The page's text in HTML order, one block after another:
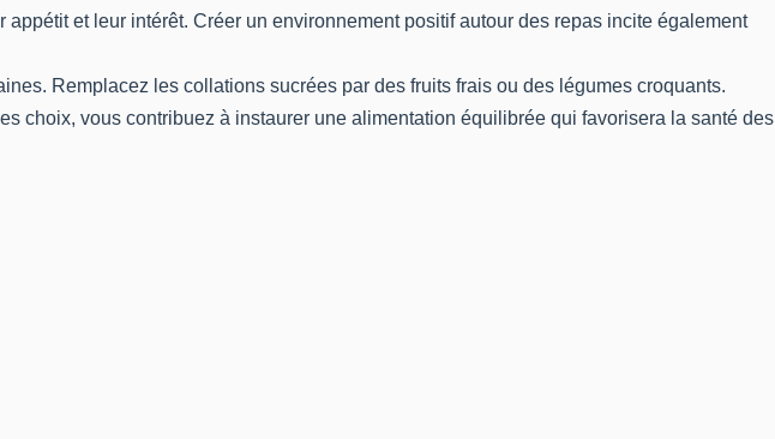
appétit et leur intérêt. Créer un environnement positif autour des repas incite également
Remplacez les collations sucrées par des fruits frais ou des légumes croquants.
choix, vous contribuez à instaurer une alimentation équilibrée qui favorisera la santé des